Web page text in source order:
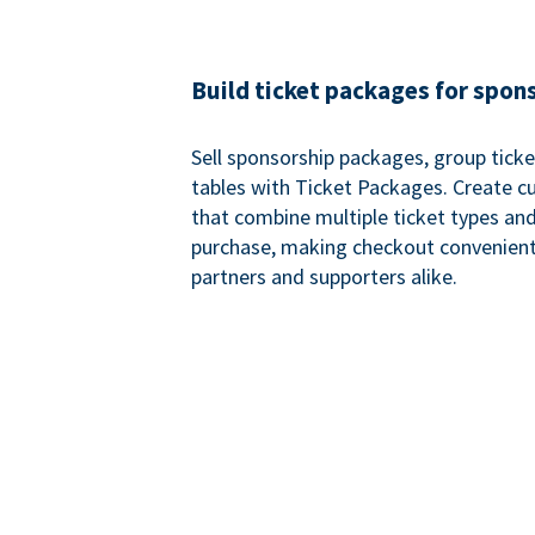
Build ticket packages for
Sell sponsorship packages, group
tables with Ticket Packages. Create
that combine multiple ticket types
purchase, making checkout
partners and supporters alike.